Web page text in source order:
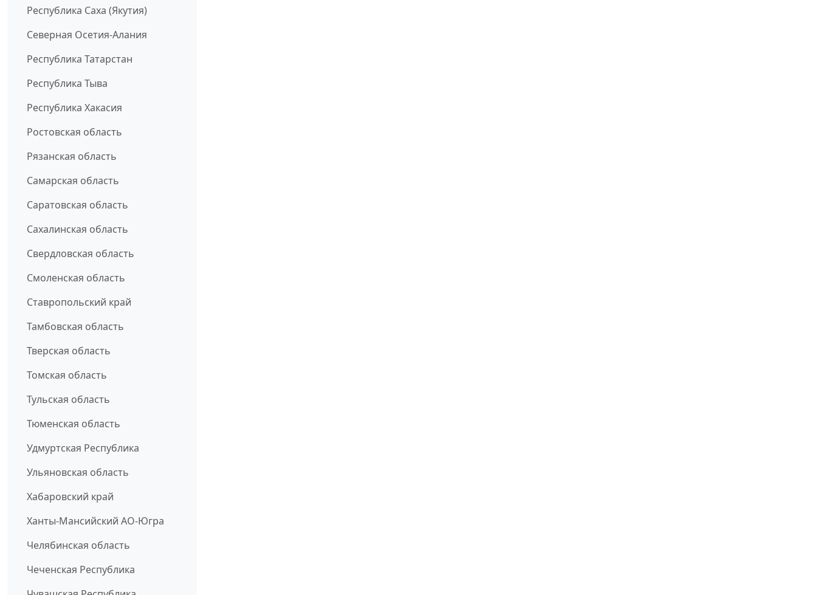
Республика Саха (Якутия)
Северная Осетия-Алания
Республика Татарстан
Республика Тыва
Республика Хакасия
Ростовская область
Рязанская область
Самарская область
Саратовская область
Сахалинская область
Свердловская область
Смоленская область
Ставропольский край
Тамбовская область
Тверская область
Томская область
Тульская область
Тюменская область
Удмуртская Республика
Ульяновская область
Хабаровский край
Ханты-Мансийский АО-Югра
Челябинская область
Чеченская Республика